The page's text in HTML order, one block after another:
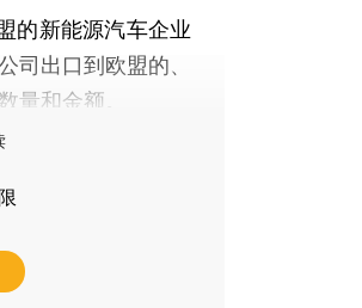
新能源汽车企业
司出口到欧盟的、
量和金额。